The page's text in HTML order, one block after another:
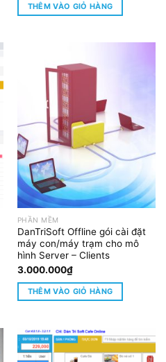
THÊM VÀO GIỎ HÀNG
PHẦN MỀM
DanTriSoft Offline gói cài đặt
máy con/máy trạm cho mô
hình Server – Clients
3.000.000₫
THÊM VÀO GIỎ HÀNG